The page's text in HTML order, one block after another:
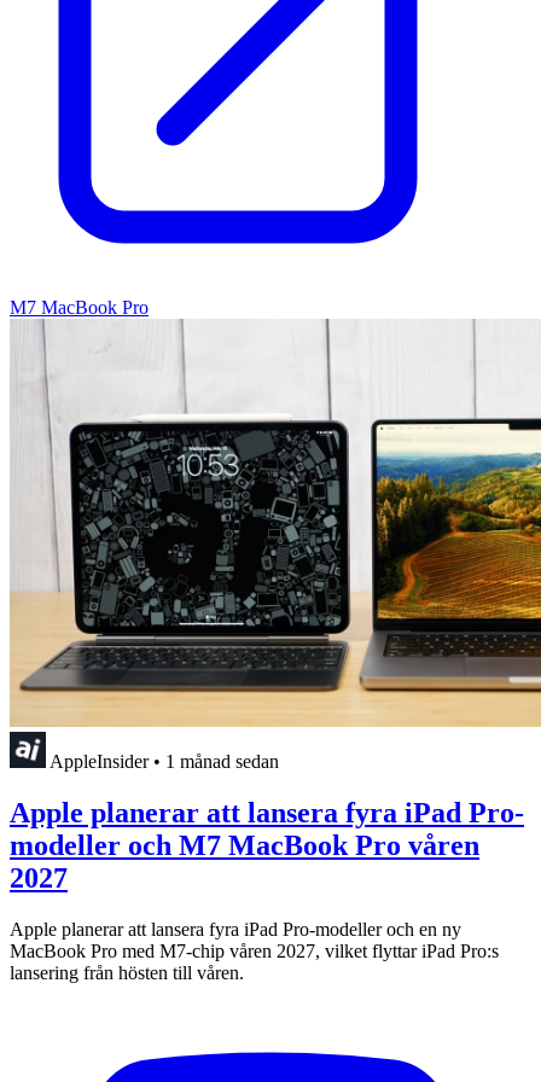
M7 MacBook Pro
AppleInsider • 1 månad sedan
Apple planerar att lansera fyra iPad Pro-
modeller och M7 MacBook Pro våren
2027
Apple planerar att lansera fyra iPad Pro-modeller och en ny
MacBook Pro med M7-chip våren 2027, vilket flyttar iPad Pro:s
lansering från hösten till våren.